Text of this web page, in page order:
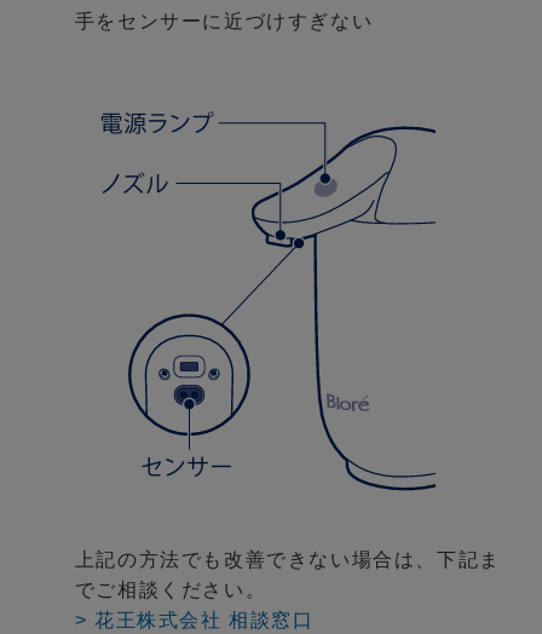
手をセンサーに近づけすぎない
上記の方法でも改善できない場合は、下記ま
でご相談ください。
> 花王株式会社 相談窓口